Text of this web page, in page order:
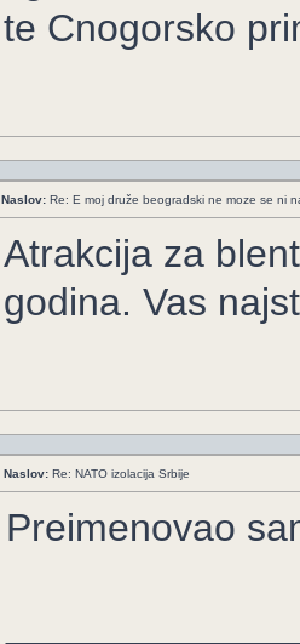
te Cnogorsko
Naslov: Re: E moj druže beogradski ne moze se ni
Atrakcija za
godina. Vas
Naslov: Re: NATO izolacija Srbije
Preimenovao